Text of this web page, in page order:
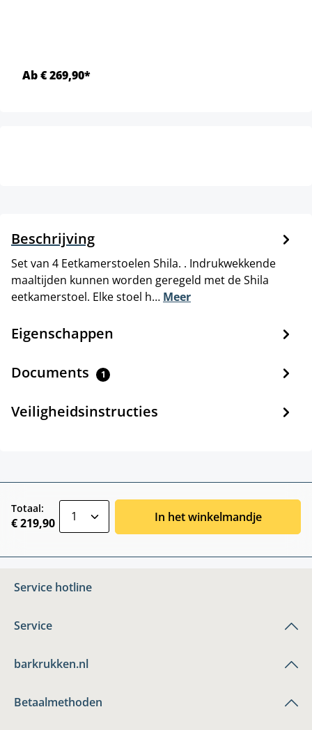
Ab € 269,90*
Beschrijving
Set van 4 Eetkamerstoelen Shila. . Indrukwekkende
maaltijden kunnen worden geregeld met de Shila
eetkamerstoel. Elke stoel h… Meer
Eigenschappen
Documents 1
Veiligheidsinstructies
Totaal:
€ 219,90 In het winkelmandje
Service hotline
Service
barkrukken.nl
Betaalmethoden